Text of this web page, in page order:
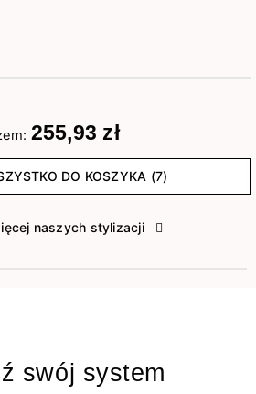
255,93 zł
DO KOSZYKA (7)
naszych stylizacji
swój system